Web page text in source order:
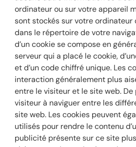
ordinateur ou sur votre appareil
sont stockés sur votre ordinateur
dans le répertoire de votre
d’un cookie se compose en
serveur qui a placé le cookie,
et d’un code chiffré unique. Les
interaction généralement plus
entre le visiteur et le site web. De
visiteur à naviguer entre les
site web. Les cookies peuvent
utilisés pour rendre le contenu
publicité présente sur ce site